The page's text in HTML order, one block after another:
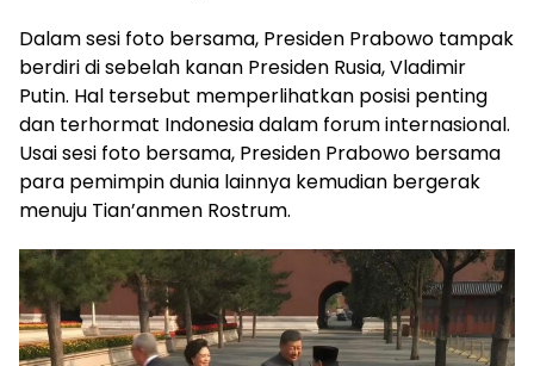
Dalam sesi foto bersama, Presiden Prabowo tampak
berdiri di sebelah kanan Presiden Rusia, Vladimir
Putin. Hal tersebut memperlihatkan posisi penting
dan terhormat Indonesia dalam forum internasional.
Usai sesi foto bersama, Presiden Prabowo bersama
para pemimpin dunia lainnya kemudian bergerak
menuju Tian’anmen Rostrum.